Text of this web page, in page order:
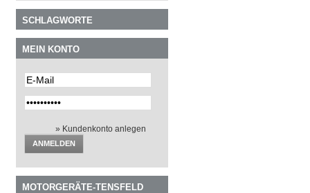
SCHLAGWORTE
MEIN KONTO
» Kundenkonto anlegen
ANMELDEN
MOTORGERÄTE-TENSFELD